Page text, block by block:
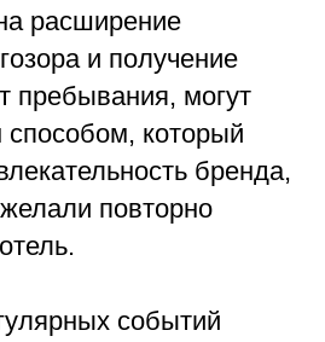
расширение
и получение
пребывания, могут
способом, который
бренда,
повторно
событий